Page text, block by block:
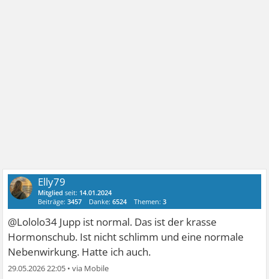
Elly79
Mitglied seit: 14.01.2024
Beiträge:3457 Danke:6524 Themen:3
@Lololo34 Jupp ist normal. Das ist der krasse
Hormonschub. Ist nicht schlimm und eine normale
Nebenwirkung. Hatte ich auch.
29.05.2026 22:05 •